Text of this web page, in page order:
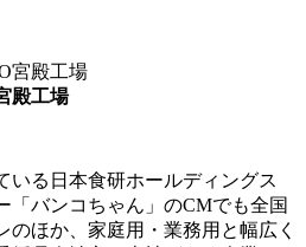
殿工場
いる日本食研ホールディングス
「バンコちゃん」のCMでも全国
のほか、家庭用・業務用と幅広く